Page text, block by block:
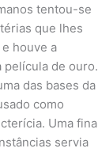
tentou-se
que lhes
houve a
película de ouro.
das bases da
como
Uma fina
servia